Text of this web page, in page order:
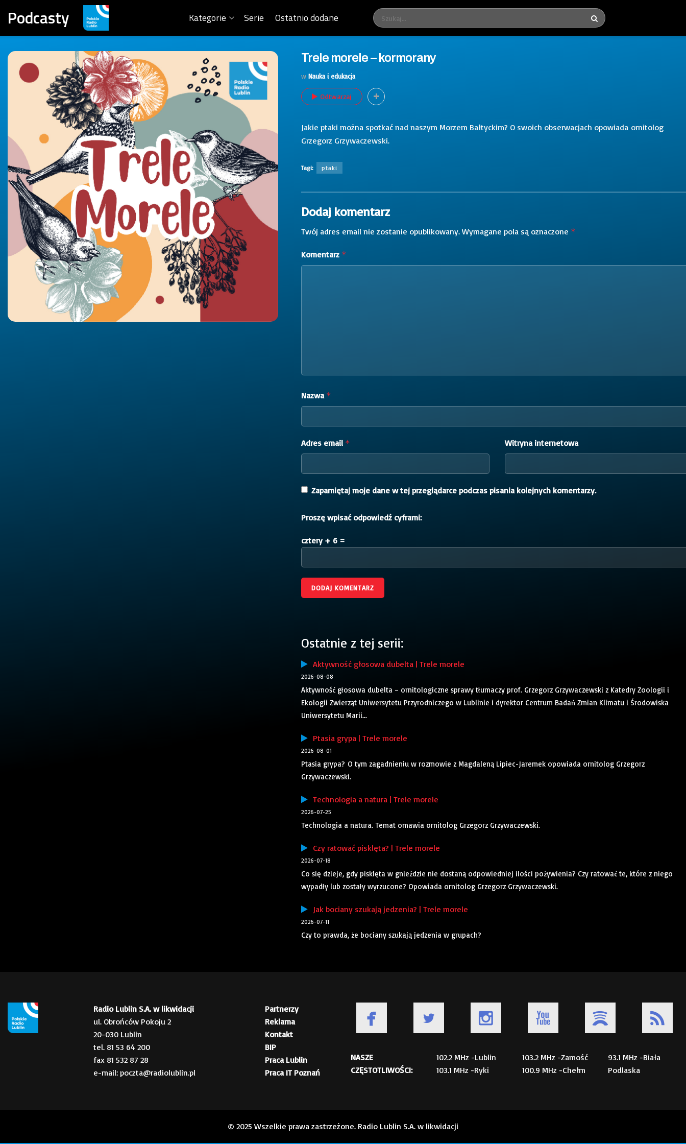
Podcasty Kategorie Serie Ostatnio dodane
Trele morele – kormorany
w Nauka i edukacja
Odtwarzaj
Jakie ptaki można spotkać nad naszym Morzem Bałtyckim? O swoich obserwacjach opowiada ornitolog
Grzegorz Grzywaczewski.
Tagi: ptaki
Dodaj komentarz
Twój adres email nie zostanie opublikowany. Wymagane pola są oznaczone *
Komentarz *
Nazwa *
Adres email * Witryna internetowa
Zapamiętaj moje dane w tej przeglądarce podczas pisania kolejnych komentarzy.
Proszę wpisać odpowiedź cyframi:
cztery + 6 =
Ostatnie z tej serii:
Aktywność głosowa dubelta | Trele morele
2026-08-08
Aktywność głosowa dubelta – ornitologiczne sprawy tłumaczy prof. Grzegorz Grzywaczewski z Katedry Zoologii i
Ekologii Zwierząt Uniwersytetu Przyrodniczego w Lublinie i dyrektor Centrum Badań Zmian Klimatu i Środowiska
Uniwersytetu Marii...
Ptasia grypa | Trele morele
2026-08-01
Ptasia grypa? O tym zagadnieniu w rozmowie z Magdaleną Lipiec-Jaremek opowiada ornitolog Grzegorz
Grzywaczewski.
Technologia a natura | Trele morele
2026-07-25
Technologia a natura. Temat omawia ornitolog Grzegorz Grzywaczewski.
Czy ratować pisklęta? | Trele morele
2026-07-18
Co się dzieje, gdy pisklęta w gnieździe nie dostaną odpowiedniej ilości pożywienia? Czy ratować te, które z niego
wypadły lub zostały wyrzucone? Opowiada ornitolog Grzegorz Grzywaczewski.
Jak bociany szukają jedzenia? | Trele morele
2026-07-11
Czy to prawda, że bociany szukają jedzenia w grupach?
Radio Lublin S.A. w likwidacji
ul. Obrońców Pokoju 2
20-030 Lublin
tel. 81 53 64 200
fax 81 532 87 28
e-mail: poczta@radiolublin.pl
Partnerzy
Reklama
Kontakt
BIP
Praca Lublin
Praca IT Poznań
NASZE
CZĘSTOTLIWOŚCI:
102.2 MHz -Lublin
103.1 MHz -Ryki
103.2 MHz -Zamość
100.9 MHz -Chełm
93.1 MHz -Biała
Podlaska
© 2025 Wszelkie prawa zastrzeżone. Radio Lublin S.A. w likwidacji